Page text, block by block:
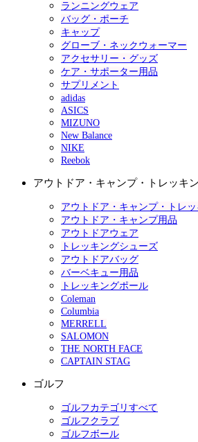
ランニングウェア
バッグ・ポーチ
キャップ
グローブ・ネックウォーマー
アクセサリー・グッズ
ケア・サポーター用品
サプリメント
adidas
ASICS
MIZUNO
New Balance
NIKE
Reebok
アウトドア・キャンプ・トレッキ
アウトドア・キャンプ・トレ
アウトドア・キャンプ用品
アウトドアウェア
トレッキングシューズ
アウトドアバッグ
バーベキュー用品
トレッキングポール
Coleman
Columbia
MERRELL
SALOMON
THE NORTH FACE
CAPTAIN STAG
ゴルフ
ゴルフカテゴリすべて
ゴルフクラブ
ゴルフボール